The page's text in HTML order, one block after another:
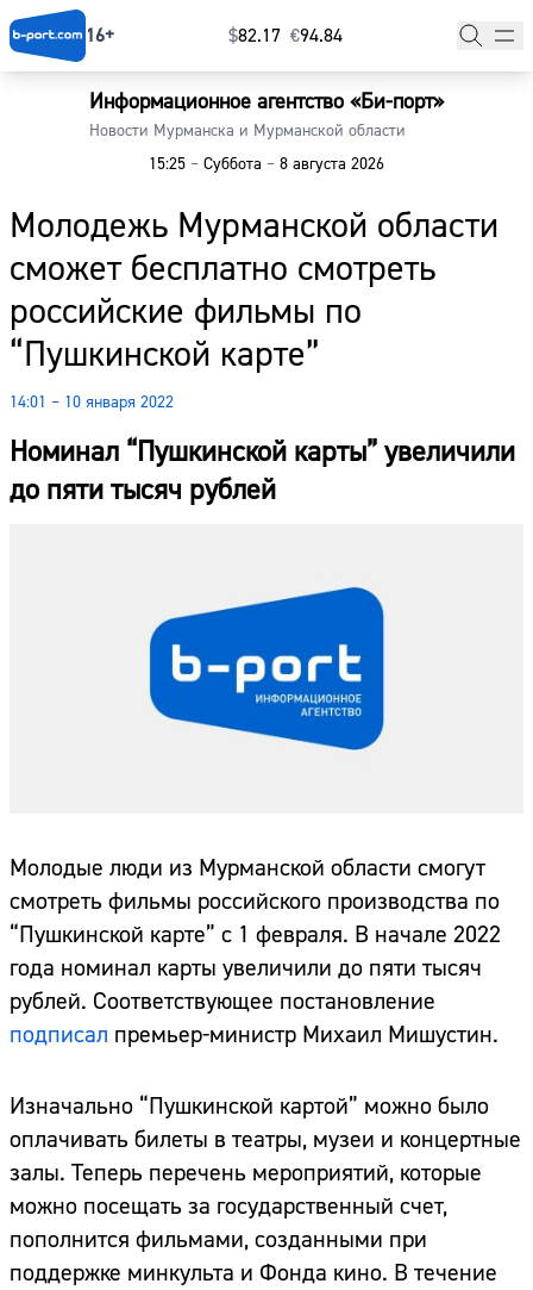
16+ $⁠82.17 €⁠94.84
Информационное агентство «Би-порт»
Новости Мурманска и Мурманской области
15:25 – Суббота – 8 августа 2026
Молодежь Мурманской области
сможет бесплатно смотреть
российские фильмы по
“Пушкинской карте”
14:01 – 10 января 2022
Номинал “Пушкинской карты” увеличили
до пяти тысяч рублей
Молодые люди из Мурманской области смогут
смотреть фильмы российского производства по
“Пушкинской карте” с 1 февраля. В начале 2022
года номинал карты увеличили до пяти тысяч
рублей. Соответствующее постановление
подписал премьер-министр Михаил Мишустин.
Изначально “Пушкинской картой” можно было
оплачивать билеты в театры, музеи и концертные
залы. Теперь перечень мероприятий, которые
можно посещать за государственный счет,
пополнится фильмами, созданными при
поддержке минкульта и Фонда кино. В течение
Главная
Наши гости
Фоторепортажи
Погода
Курсы валют